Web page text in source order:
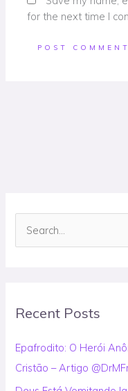
c
f
o
Recent Posts
Epafrodito: O Herói
Cristão – Artigo
for the next time I